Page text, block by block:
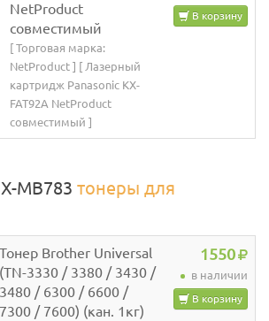
NetProduct
совместимый
[ Торговая марка:
NetProduct ] [ Лазерный
картридж Panasonic KX-
FAT92A NetProduct
совместимый ]
В корзину
MB783 тонеры для
Тонер Brother Universal
(TN-3330 / 3380 / 3430 /
3480 / 6300 / 6600 /
7300 / 7600) (кан. 1кг)
1550
в наличии
В корзину